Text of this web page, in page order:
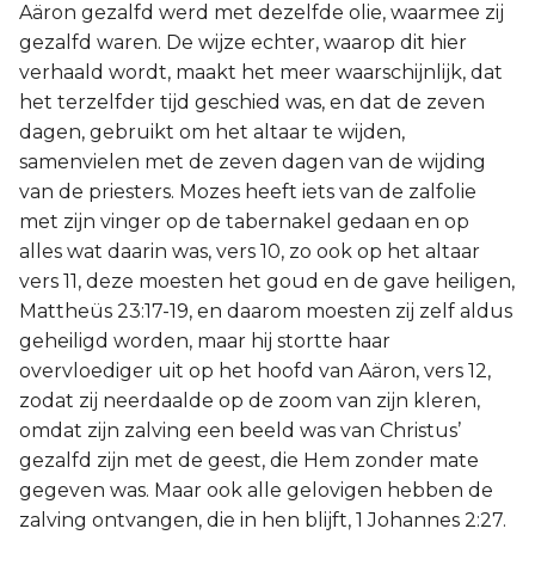
Aäron gezalfd werd met dezelfde olie, waarmee zij
gezalfd waren. De wijze echter, waarop dit hier
verhaald wordt, maakt het meer waarschijnlijk, dat
het terzelfder tijd geschied was, en dat de zeven
dagen, gebruikt om het altaar te wijden,
samenvielen met de zeven dagen van de wijding
van de priesters. Mozes heeft iets van de zalfolie
met zijn vinger op de tabernakel gedaan en op
alles wat daarin was, vers 10, zo ook op het altaar
vers 11, deze moesten het goud en de gave heiligen,
Mattheüs 23:17-19, en daarom moesten zij zelf aldus
geheiligd worden, maar hij stortte haar
overvloediger uit op het hoofd van Aäron, vers 12,
zodat zij neerdaalde op de zoom van zijn kleren,
omdat zijn zalving een beeld was van Christus’
gezalfd zijn met de geest, die Hem zonder mate
gegeven was. Maar ook alle gelovigen hebben de
zalving ontvangen, die in hen blijft, 1 Johannes 2:27.